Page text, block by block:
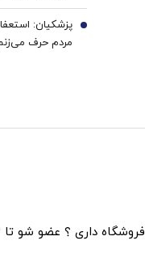
پزشکیان:
مردم حرف
10
فروشگاه داری ؟ عضو شو تا 3 میلیارد وام بگیر